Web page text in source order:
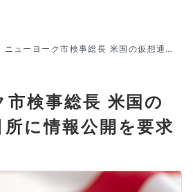
ニューヨーク市検事総長 米国の仮想通貨
市検事総長 米国の
に情報公開を要求